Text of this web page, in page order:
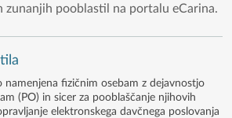
zunanjih pooblastil na portalu eCarina.
namenjena fizičnim osebam z dejavnostjo
(PO) in sicer za pooblaščanje njihovih
elektronskega davčnega poslovanja